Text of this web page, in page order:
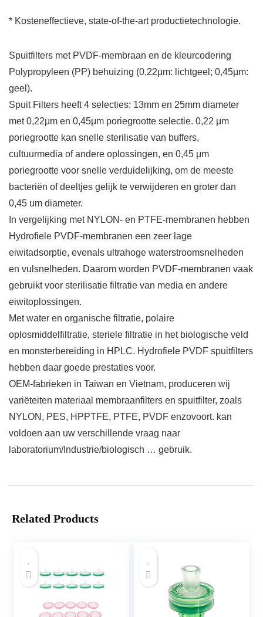
* Kosteneffectieve, state-of-the-art productietechnologie.
Spuitfilters met PVDF-membraan en de kleurcodering
Polypropyleen (PP) behuizing (0,22μm: lichtgeel; 0,45μm:
geel).
Spuit Filters heeft 4 selecties: 13mm en 25mm diameter
met 0,22μm en 0,45μm poriegrootte selectie. 0,22 μm
poriegrootte kan snelle sterilisatie van buffers,
cultuurmedia of andere oplossingen, en 0,45 μm
poriegrootte voor snelle verduidelijking, om de meeste
bacteriën of deeltjes gelijk te verwijderen en groter dan
0,45 um diameter.
In vergelijking met NYLON- en PTFE-membranen hebben
Hydrofiele PVDF-membranen een zeer lage
eiwitadsorptie, evenals ultrahoge waterstroomsnelheden
en vulsnelheden. Daarom worden PVDF-membranen vaak
gebruikt voor sterilisatie filtratie van media en andere
eiwitoplossingen.
Met water en organische filtratie, polaire
oplosmiddelfiltratie, steriele filtratie in het biologische veld
en monsterbereiding in HPLC. Hydrofiele PVDF spuitfilters
hebben daar goede prestaties voor.
OEM-fabrieken in Taiwan en Vietnam, produceren wij
variëteiten materiaal membraanfilters en spuitfilter, zoals
NYLON, PES, HPPTFE, PTFE, PVDF enzovoort. kan
voldoen aan uw verschillende vraag naar
laboratorium/Industrie/biologisch … gebruik.
Related Products